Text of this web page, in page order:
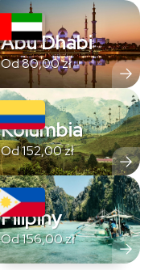
Abu Dhabi
Od80,00zł
Kolumbia
Od152,00zł
Filipiny
Od156,00zł